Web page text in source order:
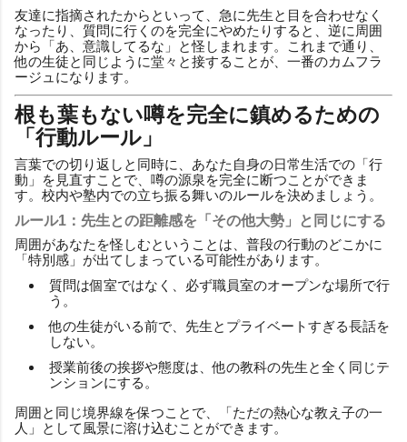
友達に指摘されたからといって、急に先生と目を合わせなく
なったり、質問に行くのを完全にやめたりすると、逆に周囲
から「あ、意識してるな」と怪しまれます。これまで通り、
他の生徒と同じように堂々と接することが、一番のカムフラ
ージュになります。
根も葉もない噂を完全に鎮めるための
「行動ルール」
言葉での切り返しと同時に、あなた自身の日常生活での「行
動」を見直すことで、噂の源泉を完全に断つことができま
す。校内や塾内での立ち振る舞いのルールを決めましょう。
ルール1：先生との距離感を「その他大勢」と同じにする
周囲があなたを怪しむということは、普段の行動のどこかに
「特別感」が出てしまっている可能性があります。
質問は個室ではなく、必ず職員室のオープンな場所で行
う。
他の生徒がいる前で、先生とプライベートすぎる長話を
しない。
授業前後の挨拶や態度は、他の教科の先生と全く同じテ
ンションにする。
周囲と同じ境界線を保つことで、「ただの熱心な教え子の一
人」として風景に溶け込むことができます。